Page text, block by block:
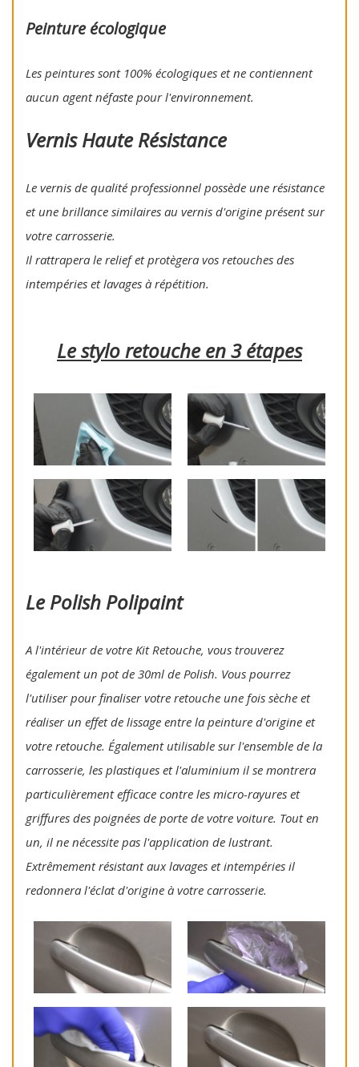
Peinture écologique
Les peintures sont 100% écologiques et ne contiennent
aucun agent néfaste pour l'environnement.
Vernis Haute Résistance
Le vernis de qualité professionnel possède une résistance
et une brillance similaires au vernis d'origine présent sur
votre carrosserie.
Il rattrapera le relief et protègera vos retouches des
intempéries et lavages à répétition.
Le stylo retouche en 3 étapes
Le Polish Polipaint
A l'intérieur de votre Kit Retouche, vous trouverez
également un pot de 30ml de Polish. Vous pourrez
l'utiliser pour finaliser votre retouche une fois sèche et
réaliser un effet de lissage entre la peinture d'origine et
votre retouche. Également utilisable sur l'ensemble de la
carrosserie, les plastiques et l'aluminium il se montrera
particulièrement efficace contre les micro-rayures et
griffures des poignées de porte de votre voiture. Tout en
un, il ne nécessite pas l'application de lustrant.
Extrêmement résistant aux lavages et intempéries il
redonnera l'éclat d'origine à votre carrosserie.